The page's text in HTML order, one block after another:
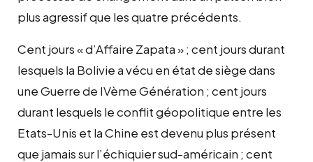
plus agressif que les quatre précédents.
Cent jours « d’Affaire Zapata » ; cent jours durant
lesquels la Bolivie a vécu en état de siège dans
une Guerre de IVème Génération ; cent jours
durant lesquels le conflit géopolitique entre les
Etats-Unis et la Chine est devenu plus présent
que jamais sur l’échiquier sud-américain ; cent